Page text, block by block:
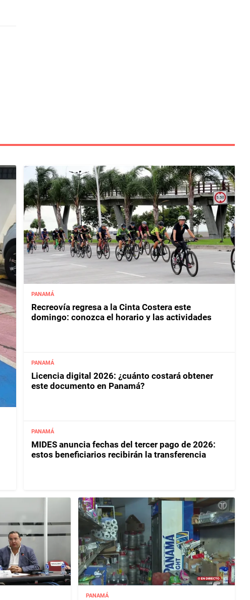
PANAMÁ
Recreovía regresa a la Cinta Costera este
domingo: conozca el horario y las actividades
PANAMÁ
Licencia digital 2026: ¿cuánto costará obtener
este documento en Panamá?
PANAMÁ
MIDES anuncia fechas del tercer pago de 2026:
estos beneficiarios recibirán la transferencia
PANAMÁ